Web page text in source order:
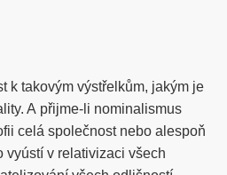
k takovým výstřelkům, jakým je
A přijme-li nominalismus
celá společnost nebo alespoň
vyústí v relativizaci všech